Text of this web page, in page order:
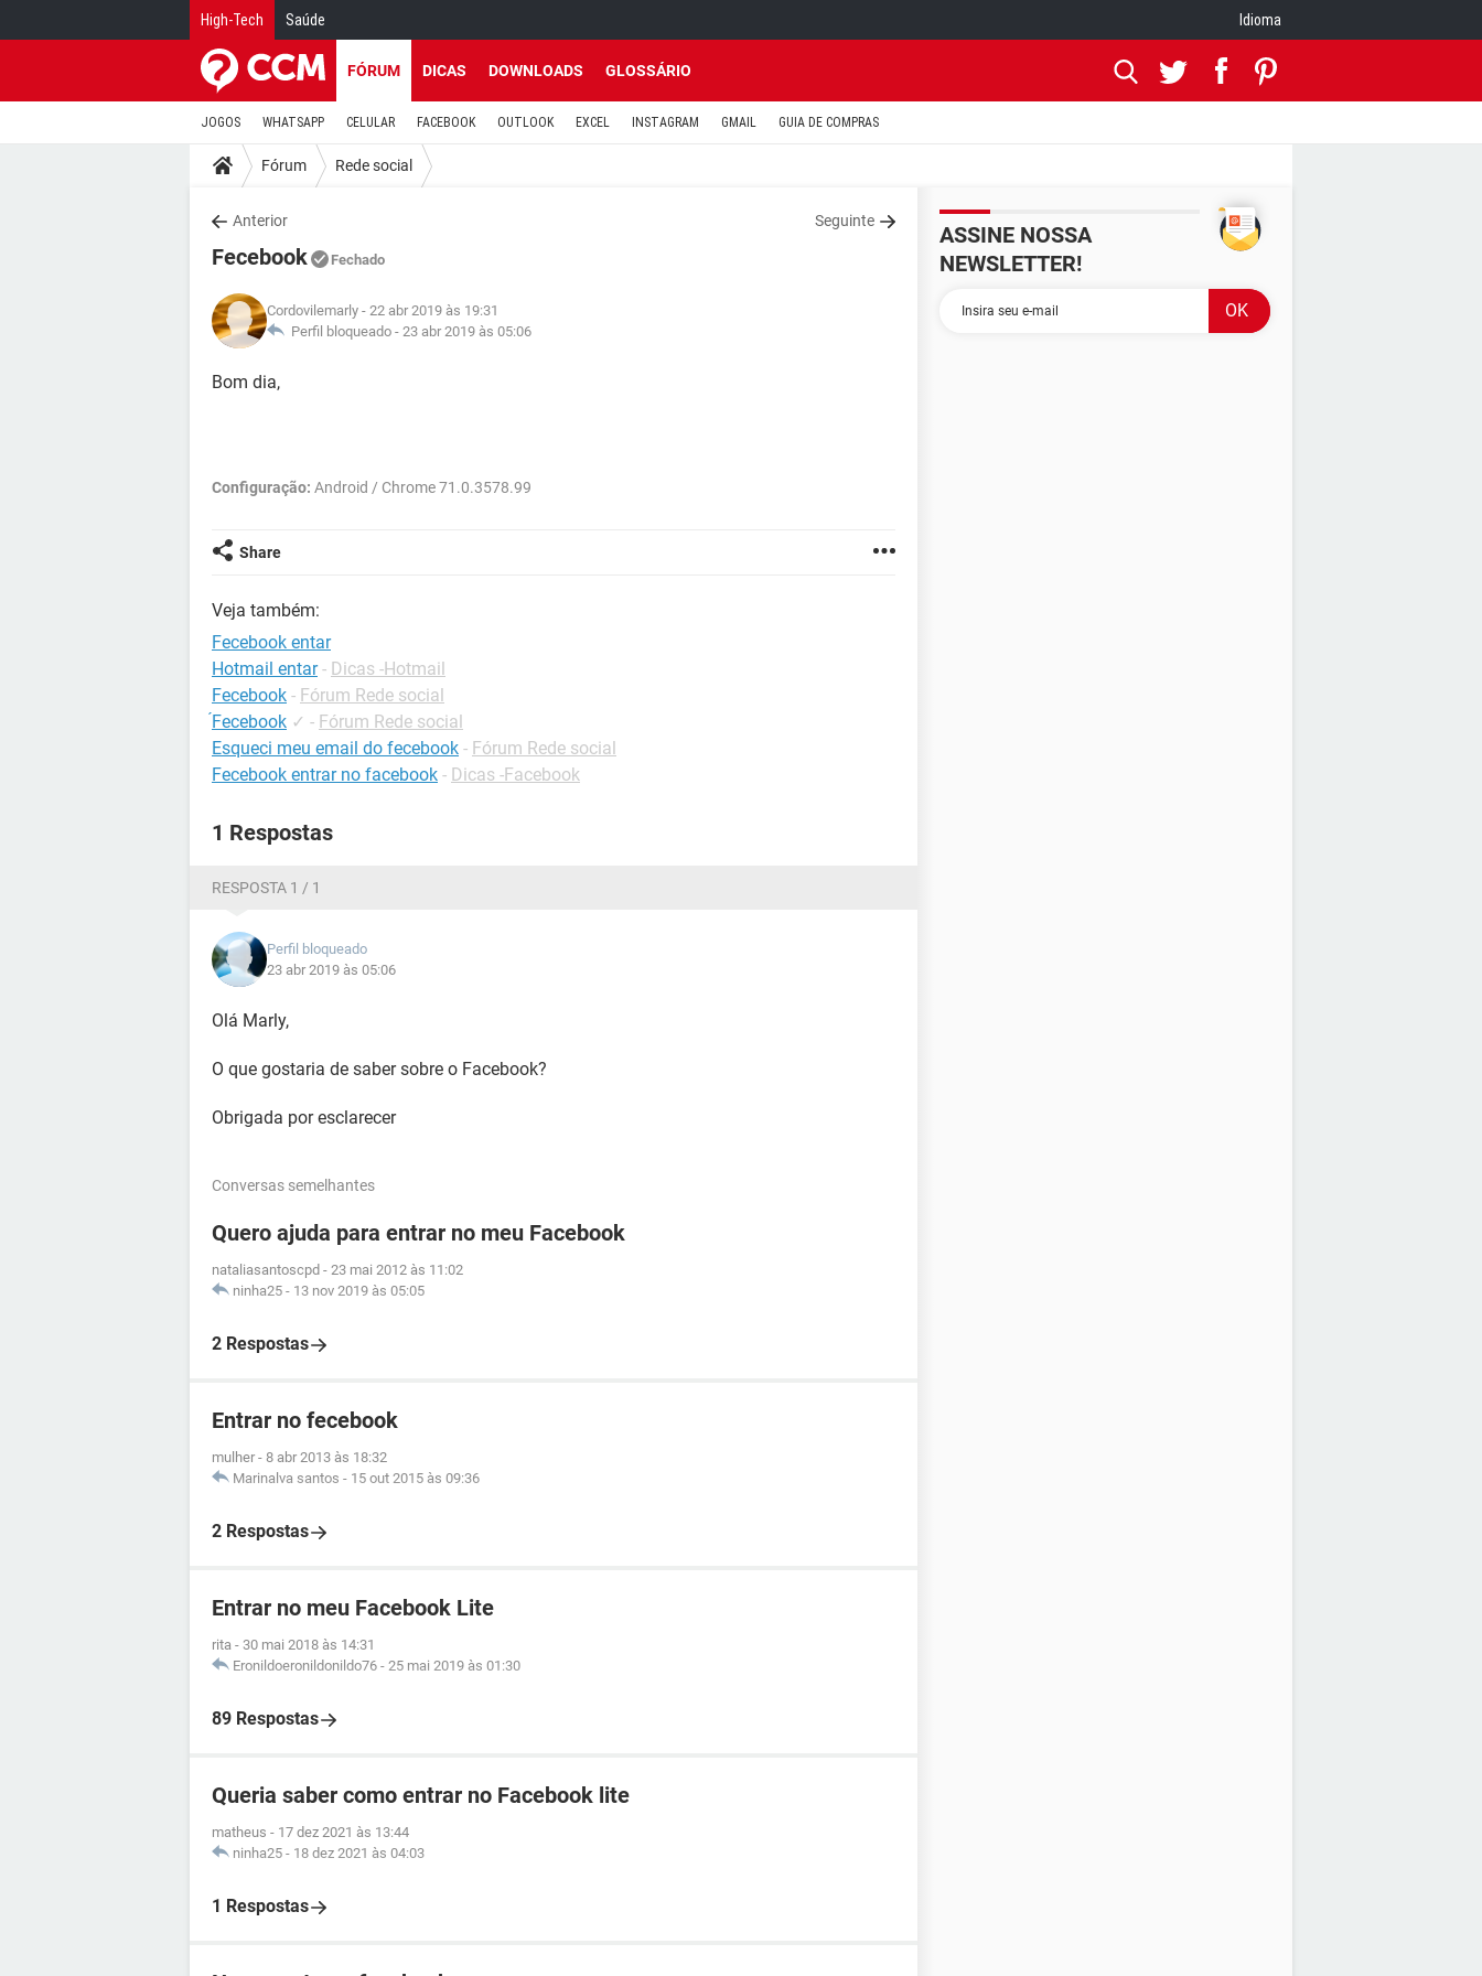
High-Tech Saúde Idioma
FÓRUM DICAS DOWNLOADS GLOSSÁRIO
JOGOS WHATSAPP CELULAR FACEBOOK OUTLOOK EXCEL INSTAGRAM GMAIL GUIA DE COMPRAS
Fórum Rede social
Anterior Seguinte
Fecebook Fechado
Cordovilemarly - 22 abr 2019 às 19:31
Perfil bloqueado - 23 abr 2019 às 05:06
Bom dia,
Configuração: Android / Chrome 71.0.3578.99
Share
Veja também:
Fecebook entar
Hotmail entar - Dicas -Hotmail
Fecebook - Fórum Rede social
́Fecebook ✓ - Fórum Rede social
Esqueci meu email do fecebook - Fórum Rede social
Fecebook entrar no facebook - Dicas -Facebook
1 Respostas
RESPOSTA 1 / 1
Perfil bloqueado
23 abr 2019 às 05:06
Olá Marly,
O que gostaria de saber sobre o Facebook?
Obrigada por esclarecer
Conversas semelhantes
Quero ajuda para entrar no meu Facebook
nataliasantoscpd - 23 mai 2012 às 11:02
ninha25 - 13 nov 2019 às 05:05
2 Respostas
Entrar no fecebook
mulher - 8 abr 2013 às 18:32
Marinalva santos - 15 out 2015 às 09:36
2 Respostas
Entrar no meu Facebook Lite
rita - 30 mai 2018 às 14:31
Eronildoeronildonildo76 - 25 mai 2019 às 01:30
89 Respostas
Queria saber como entrar no Facebook lite
matheus - 17 dez 2021 às 13:44
ninha25 - 18 dez 2021 às 04:03
1 Respostas
ASSINE NOSSA
NEWSLETTER!